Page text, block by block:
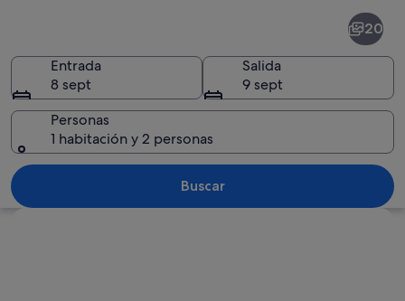
Sant
Pere
Un pueblo costero con un litoral
20
Entrada
8 sept
Salida
9 sept
Personas
1 habitación y 2 personas
Buscar